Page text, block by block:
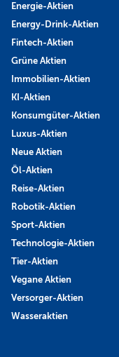
Energie-Aktien
Energy-Drink-Aktien
Fintech-Aktien
Grüne Aktien
Immobilien-Aktien
KI-Aktien
Konsumgüter-Aktien
Luxus-Aktien
Neue Aktien
Öl-Aktien
Reise-Aktien
Robotik-Aktien
Sport-Aktien
Technologie-Aktien
Tier-Aktien
Vegane Aktien
Versorger-Aktien
Wasseraktien